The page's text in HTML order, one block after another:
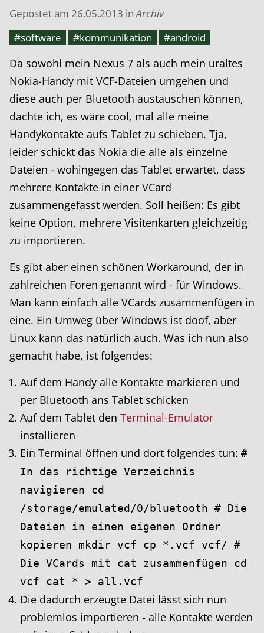
Gepostet am 26.05.2013 in Archiv
#software
#kommunikation
#android
Da sowohl mein Nexus 7 als auch mein uraltes
Nokia-Handy mit VCF-Dateien umgehen und
diese auch per Bluetooth austauschen können,
dachte ich, es wäre cool, mal alle meine
Handykontakte aufs Tablet zu schieben. Tja,
leider schickt das Nokia die alle als einzelne
Dateien - wohingegen das Tablet erwartet, dass
mehrere Kontakte in einer VCard
zusammengefasst werden. Soll heißen: Es gibt
keine Option, mehrere Visitenkarten gleichzeitig
zu importieren.
Es gibt aber einen schönen Workaround, der in
zahlreichen Foren genannt wird - für Windows.
Man kann einfach alle VCards zusammenfügen in
eine. Ein Umweg über Windows ist doof, aber
Linux kann das natürlich auch. Was ich nun also
gemacht habe, ist folgendes:
Auf dem Handy alle Kontakte markieren und
per Bluetooth ans Tablet schicken
Auf dem Tablet den Terminal-Emulator
installieren
Ein Terminal öffnen und dort folgendes tun: #
In das richtige Verzeichnis
navigieren cd
/storage/emulated/0/bluetooth # Die
Dateien in einen eigenen Ordner
kopieren mkdir vcf cp *.vcf vcf/ #
Die VCards mit cat zusammenfügen cd
vcf cat * > all.vcf
Die dadurch erzeugte Datei lässt sich nun
problemlos importieren - alle Kontakte werden